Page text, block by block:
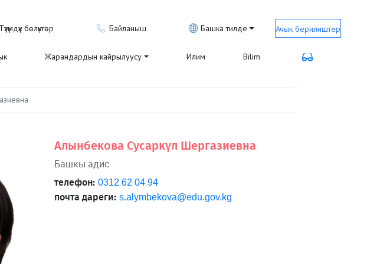
Түзүмдүк бөлүктөр Байланыш Башка тилде Ачык берилиштер
Жарандардын кайрылуусу Илим Bilim
Алынбекова Сусаркүл Шергазиевна
Башкы адис
телефон: 0312 62 04 94
почта дареги: s.alymbekova@edu.gov.kg